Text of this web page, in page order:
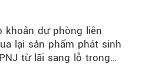
khoản dự phòng liên
lại sản phẩm phát sinh
từ lãi sang lỗ trong